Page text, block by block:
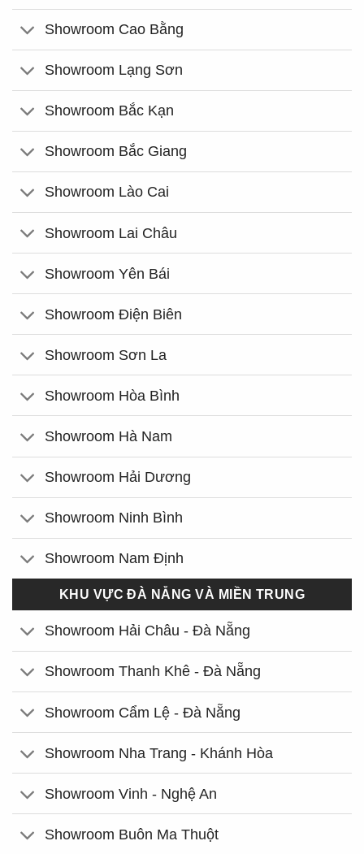
Showroom Cao Bằng
Showroom Lạng Sơn
Showroom Bắc Kạn
Showroom Bắc Giang
Showroom Lào Cai
Showroom Lai Châu
Showroom Yên Bái
Showroom Điện Biên
Showroom Sơn La
Showroom Hòa Bình
Showroom Hà Nam
Showroom Hải Dương
Showroom Ninh Bình
Showroom Nam Định
KHU VỰC ĐÀ NẴNG VÀ MIỀN TRUNG
Showroom Hải Châu - Đà Nẵng
Showroom Thanh Khê - Đà Nẵng
Showroom Cẩm Lệ - Đà Nẵng
Showroom Nha Trang - Khánh Hòa
Showroom Vinh - Nghệ An
Showroom Buôn Ma Thuột